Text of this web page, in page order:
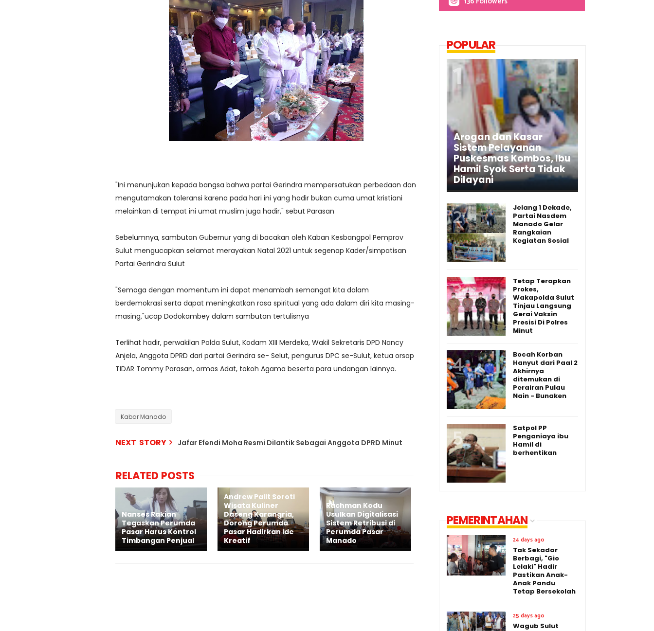
"Ini menunjukan kepada bangsa bahwa partai Gerindra mempersatukan perbedaan dan
mengutamakan toleransi karena pada hari ini yang hadir bukan cuma umat kristiani
melainkan di tempat ini umat muslim juga hadir," sebut Parasan
Sebelumnya, sambutan Gubernur yang di bacakan oleh Kaban Kesbangpol Pemprov
Sulut mengucapkan selamat merayakan Natal 2021 untuk segenap Kader/simpatisan
Partai Gerindra Sulut
"Semoga dengan momentum ini dapat menambah semangat kita dalam
berdemokrasi serta dapat meningkatkan rasa spiritual yang ada dalam diri kita masing-
masing,"ucap Dodokambey dalam sambutan tertulisnya
Terlihat hadir, perwakilan Polda Sulut, Kodam XIII Merdeka, Wakil Sekretaris DPD Nancy
Anjela, Anggota DPRD dari partai Gerindra se- Selut, pengurus DPC se-Sulut, ketua orsap
TIDAR Tommy Parasan, ormas Adat, tokoh Agama beserta para undangan lainnya.
Kabar Manado
NEXT STORY Jafar Efendi Moha Resmi Dilantik Sebagai Anggota DPRD Minut
RELATED POSTS
Nanses Rakian
Tegaskan Perumda
Pasar Harus Kontrol
Timbangan Penjual
Andrew Palit Soroti
Wisata Kuliner
Daseng Karangria,
Dorong Perumda
Pasar Hadirkan Ide
Kreatif
Rachman Kodu
Usulkan Digitalisasi
Sistem Retribusi di
Perumda Pasar
Manado
POPULAR
Arogan dan Kasar
Sistem Pelayanan
Puskesmas Kombos, Ibu
Hamil Syok Serta Tidak
Dilayani
Jelang 1 Dekade,
Partai Nasdem
Manado Gelar
Rangkaian
Kegiatan Sosial
Tetap Terapkan
Prokes,
Wakapolda Sulut
Tinjau Langsung
Gerai Vaksin
Presisi Di Polres
Minut
Bocah Korban
Hanyut dari Paal 2
Akhirnya
ditemukan di
Perairan Pulau
Nain - Bunaken
Satpol PP
Penganiaya ibu
Hamil di
berhentikan
PEMERINTAHAN
24 days ago
Tak Sekadar
Berbagi, "Gio
Lelaki" Hadir
Pastikan Anak-
Anak Pandu
Tetap Bersekolah
25 days ago
Wagub Sulut